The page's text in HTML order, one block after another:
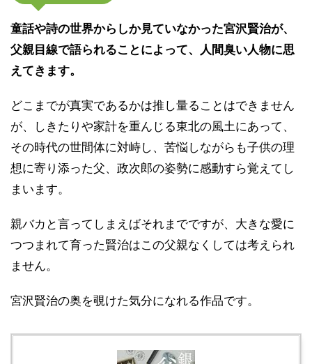
童話や詩の世界からしか見ていなかった宮沢賢治が、
父親目線で語られることによって、人間臭い人物に思
えてきます。
どこまでが真実であるかは推し量ることはできません
が、しきたりや家計を重んじる東北の風土にあって、
その時代の世間体に対峙し、苦悩しながらも子供の理
想に寄り添った父、政次郎の姿勢に感動すら覚えてし
まいます。
親バカと言ってしまえばそれまでですが、大きな愛に
つつまれて育った賢治はこの父親なくしては考えられ
ません。
宮沢賢治の奥を覗けた気分になれる作品です。